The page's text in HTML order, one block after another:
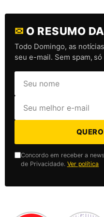
✉ O RESUMO
Todo Domingo, as
seu e-mail. Sem spam, só
Concordo em receber a
de Privacidade. Ver política